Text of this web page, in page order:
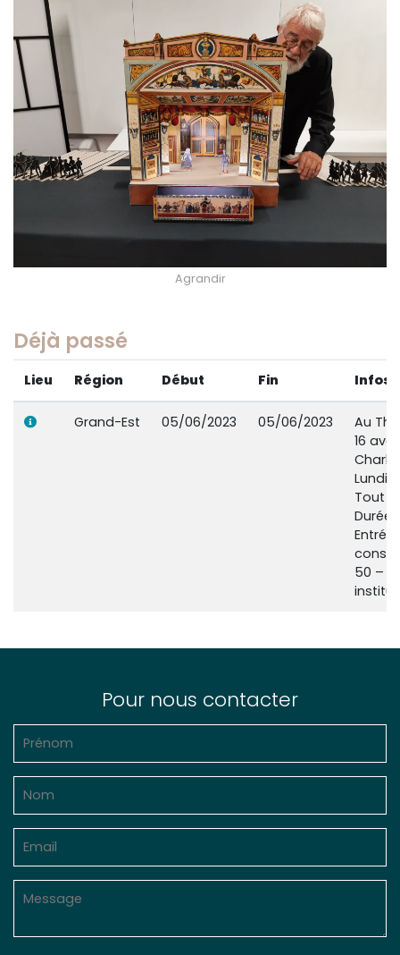
Agrandir
Déjà passé
Lieu Région Début Fin Infos
Grand-Est 05/06/2023 05/06/2023
Au
16
Lundi
Tout
Durée :
Entrée
50 –
Pour nous contacter